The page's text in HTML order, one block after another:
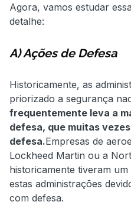
Agora, vamos estudar
detalhe:
A) Ações de Defesa
Historicamente, as
priorizado a segurança
frequentemente leva a
defesa, que muitas
defesa.Empresas de
Lockheed Martin ou a
historicamente tiveram
estas administrações
com defesa.